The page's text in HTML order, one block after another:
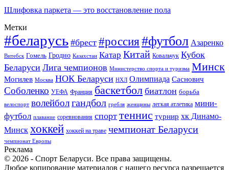
Шлифовка паркета — это восстановление пола
Метки
#беларусь #брест #россия#футбол Азаренко
Витебск Гомель Гродно Казахстан Катар Китай Ковальчук Кубок
Беларуси Лига чемпионов Министерство спорта и туризма Минск
Могилев Москва НОК Беларуси НХЛ Олимпиада Саснович
Соболенко УЕФА Франция баскетбол биатлон борьба
велоспорт волейболгандбол гребля женщины легкая атлетика мини-
футбол плавание соревнования спорт теннис турнир хк Динамо-
Минск хоккей хоккей на траве чемпионат Беларуси
чемпионат Европы
Реклама
© 2026 - Спорт Беларуси. Все права защищены.
Любое копирование материалов с нашего ресурса разрешается